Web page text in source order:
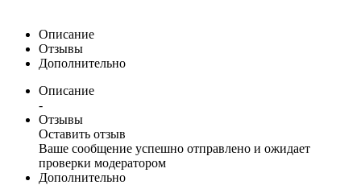
Описание
Отзывы
Дополнительно
Описание
-
Отзывы
Оставить отзыв
Ваше сообщение успешно отправлено и ожидает
проверки модератором
Дополнительно